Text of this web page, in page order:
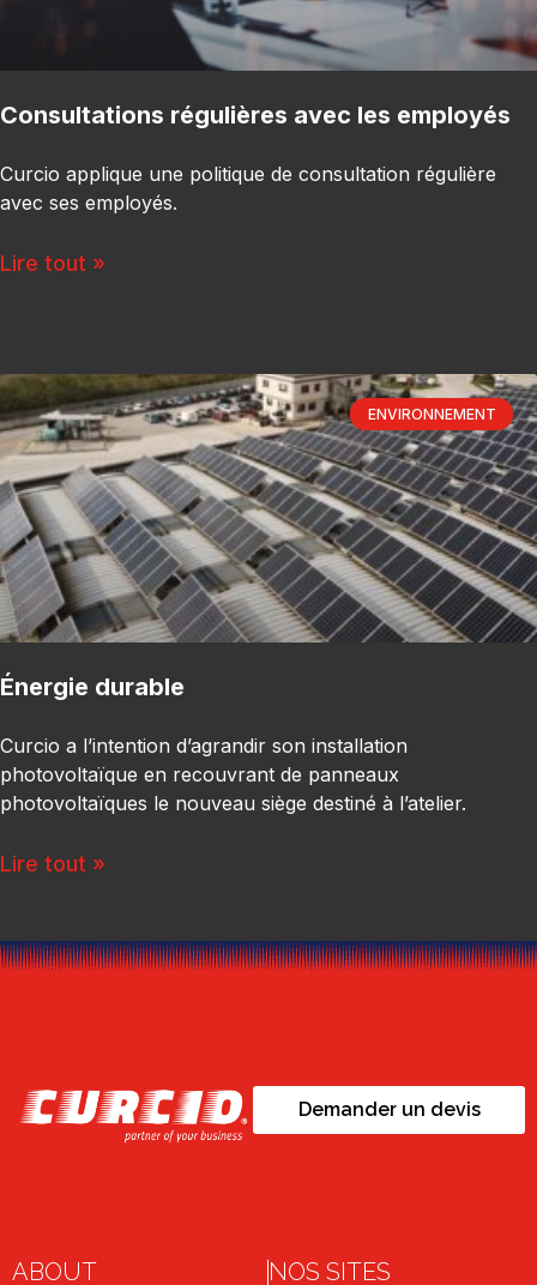
Consultations régulières avec les employés
Curcio applique une politique de consultation régulière
avec ses employés.
Lire tout »
ENVIRONNEMENT
Énergie durable
Curcio a l’intention d’agrandir son installation
photovoltaïque en recouvrant de panneaux
photovoltaïques le nouveau siège destiné à l’atelier.
Lire tout »
Demander un devis
ABOUT NOS SITES